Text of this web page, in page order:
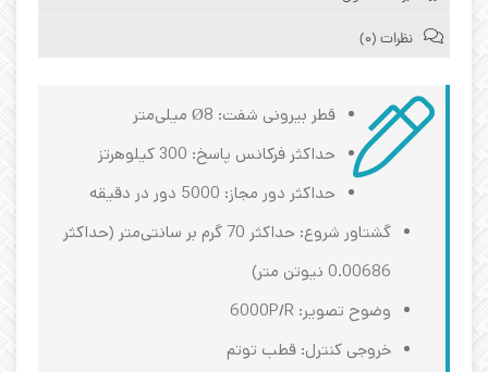
نظرات (0)
قطر بیرونی شفت: Ø8 میلی‌متر
حداکثر فرکانس پاسخ: 300 کیلوهرتز
حداکثر دور مجاز: 5000 دور در دقیقه
گشتاور شروع: حداکثر 70 گرم بر سانتی‌متر (حداکثر
0.00686 نیوتن متر)
وضوح تصویر: 6000P/R
خروجی کنترل: قطب توتم